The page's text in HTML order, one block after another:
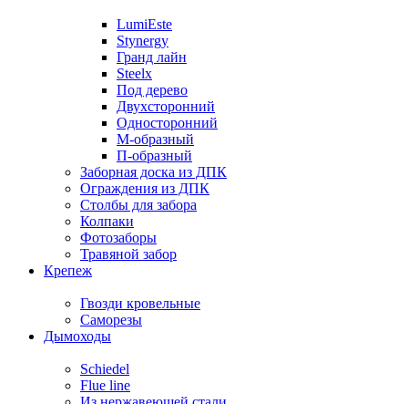
LumiEste
Stynergy
Гранд лайн
Steelx
Под дерево
Двухсторонний
Односторонний
М-образный
П-образный
Заборная доска из ДПК
Ограждения из ДПК
Столбы для забора
Колпаки
Фотозаборы
Травяной забор
Крепеж
Гвозди кровельные
Саморезы
Дымоходы
Schiedel
Flue line